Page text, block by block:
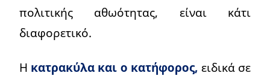
πολιτικής αθωότητας, είναι κάτι
διαφορετικό.
Η κατρακύλα και ο κατήφορος, ειδικά σε